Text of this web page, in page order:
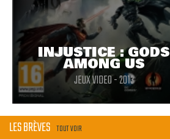
INJUSTICE : GODS
AMONG US
JEUX VIDEO - 2013
LES BRÈVES TOUT VOIR